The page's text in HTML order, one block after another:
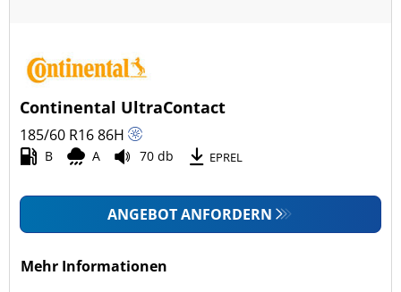
Pkw (22)
Transporter (0)
Wohnmobil (0)
Continental UltraContact
185/60 R1686H
B A 70 db EPREL
ANGEBOT ANFORDERN
Mehr Informationen